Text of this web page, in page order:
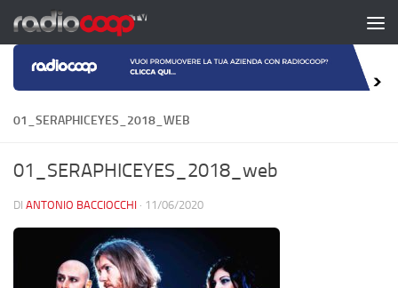
Salta al contenuto
01_SERAPHICEYES_2018_WEB
01_SERAPHICEYES_2018_web
DI ANTONIO BACCIOCCHI · 11/06/2020